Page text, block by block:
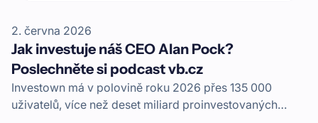
2. června 2026
Jak investuje náš CEO Alan Pock?
Poslechněte si podcast vb.cz
Investown má v polovině roku 2026 přes 135 000
uživatelů, více než deset miliard proinvestovaných